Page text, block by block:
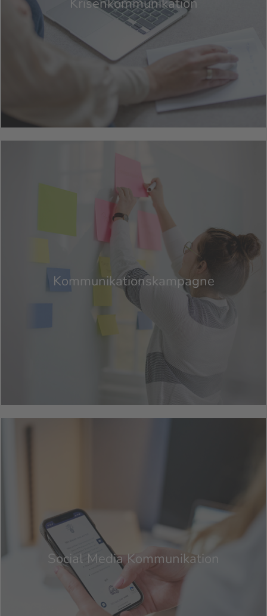
Krisenkommunikation
Kommunikationskampagne
Social Media Kommunikation